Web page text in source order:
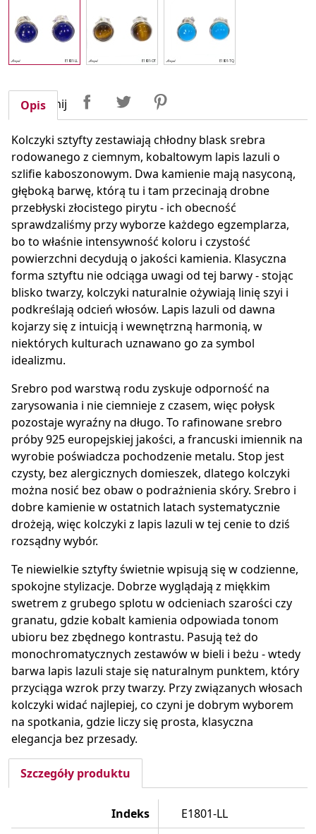
Udostępnij UdostępnijTweetuj
Opis
Kolczyki sztyfty zestawiają chłodny blask srebra
rodowanego z ciemnym, kobaltowym lapis lazuli o
szlifie kaboszonowym. Dwa kamienie mają nasyconą,
głęboką barwę, którą tu i tam przecinają drobne
przebłyski złocistego pirytu - ich obecność
sprawdzaliśmy przy wyborze każdego egzemplarza,
bo to właśnie intensywność koloru i czystość
powierzchni decydują o jakości kamienia. Klasyczna
forma sztyftu nie odciąga uwagi od tej barwy - stojąc
blisko twarzy, kolczyki naturalnie ożywiają linię szyi i
podkreślają odcień włosów. Lapis lazuli od dawna
kojarzy się z intuicją i wewnętrzną harmonią, w
niektórych kulturach uznawano go za symbol
idealizmu.
Srebro pod warstwą rodu zyskuje odporność na
zarysowania i nie ciemnieje z czasem, więc połysk
pozostaje wyraźny na długo. To rafinowane srebro
próby 925 europejskiej jakości, a francuski imiennik na
wyrobie poświadcza pochodzenie metalu. Stop jest
czysty, bez alergicznych domieszek, dlatego kolczyki
można nosić bez obaw o podrażnienia skóry. Srebro i
dobre kamienie w ostatnich latach systematycznie
drożeją, więc kolczyki z lapis lazuli w tej cenie to dziś
rozsądny wybór.
Te niewielkie sztyfty świetnie wpisują się w codzienne,
spokojne stylizacje. Dobrze wyglądają z miękkim
swetrem z grubego splotu w odcieniach szarości czy
granatu, gdzie kobalt kamienia odpowiada tonom
ubioru bez zbędnego kontrastu. Pasują też do
monochromatycznych zestawów w bieli i beżu - wtedy
barwa lapis lazuli staje się naturalnym punktem, który
przyciąga wzrok przy twarzy. Przy związanych włosach
kolczyki widać najlepiej, co czyni je dobrym wyborem
na spotkania, gdzie liczy się prosta, klasyczna
elegancja bez przesady.
Szczegóły produktu
Indeks
E1801-LL